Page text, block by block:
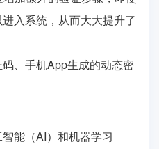
入系统，从而大大提升了
、手机App生成的动态密
能（AI）和机器学习